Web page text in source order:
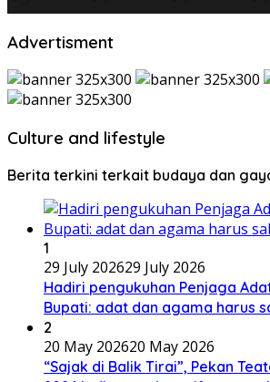
Advertisment
Culture and lifestyle
Berita terkini terkait budaya dan
1
29 July 202629 July 2026
Hadiri pengukuhan Penjaga
Bupati: adat dan agama harus
2
20 May 202620 May 2026
“Sajak di Balik Tirai”, Pekan